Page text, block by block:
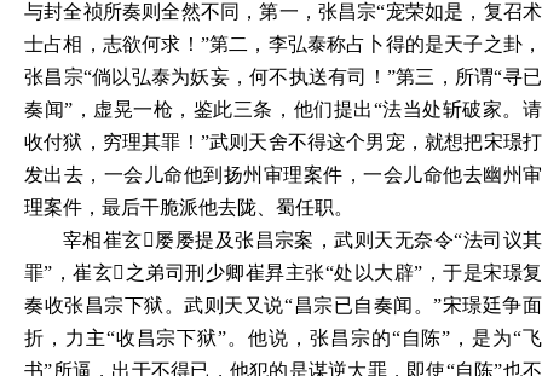
与封全祯所奏则全然不同，第一，张昌宗“宠荣如是，复召术
士占相，志欲何求！”第二，李弘泰称占卜得的是天子之卦，
张昌宗“倘以弘泰为妖妄，何不执送有司！”第三，所谓“寻已
奏闻”，虚晃一枪，鉴此三条，他们提出“法当处斩破家。请
收付狱，穷理其罪！”武则天舍不得这个男宠，就想把宋璟打
发出去，一会儿命他到扬州审理案件，一会儿命他去幽州审
理案件，最后干脆派他去陇、蜀任职。
宰相崔玄屡屡提及张昌宗案，武则天无奈令“法司议其
罪”，崔玄之弟司刑少卿崔昪主张“处以大辟”，于是宋璟复
奏收张昌宗下狱。武则天又说“昌宗已自奏闻。”宋璟廷争面
折，力主“收昌宗下狱”。他说，张昌宗的“自陈”，是为“飞
书”所逼，出于不得已，他犯的是谋逆大罪，即使“自陈”也不